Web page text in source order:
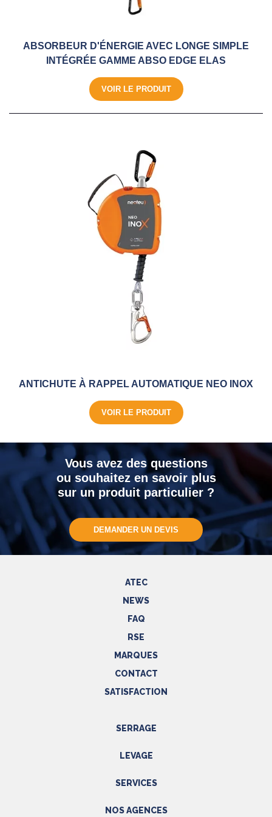
ABSORBEUR D'ÉNERGIE AVEC LONGE SIMPLE
INTÉGRÉE GAMME ABSO EDGE ELAS
VOIR LE PRODUIT
ANTICHUTE À RAPPEL AUTOMATIQUE NEO INOX
VOIR LE PRODUIT
Vous avez des questions
ou souhaitez en savoir plus
sur un produit particulier ?
DEMANDER UN DEVIS
ATEC
NEWS
FAQ
RSE
MARQUES
CONTACT
SATISFACTION
SERRAGE
Outils électriques
LEVAGE
EPI
SERVICES
NOS AGENCES